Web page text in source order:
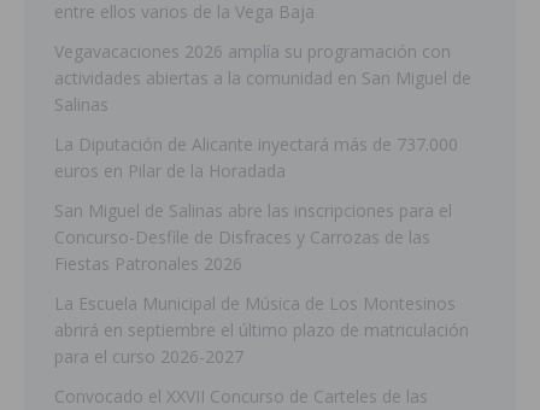
entre ellos varios de la Vega Baja
Vegavacaciones 2026 amplía su programación con
actividades abiertas a la comunidad en San Miguel de
Salinas
La Diputación de Alicante inyectará más de 737.000
euros en Pilar de la Horadada
San Miguel de Salinas abre las inscripciones para el
Concurso-Desfile de Disfraces y Carrozas de las
Fiestas Patronales 2026
La Escuela Municipal de Música de Los Montesinos
abrirá en septiembre el último plazo de matriculación
para el curso 2026-2027
Convocado el XXVII Concurso de Carteles de las